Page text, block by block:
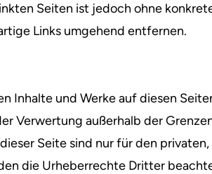
Seiten ist jedoch ohne
Links umgehend entfernen.
Inhalte und Werke auf diesen
Verwertung außerhalb der
Seite sind nur für den
die Urheberrechte Dritter